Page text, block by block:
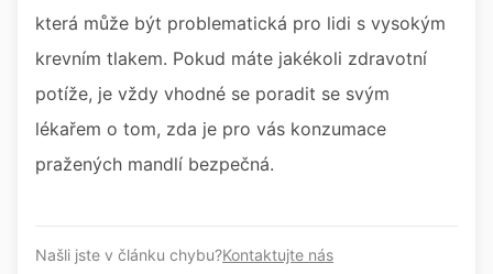
která může být problematická pro lidi s vysokým
krevním tlakem. Pokud máte jakékoli zdravotní
potíže, je vždy vhodné se poradit se svým
lékařem o tom, zda je pro vás konzumace
pražených mandlí bezpečná.
Našli jste v článku chybu?Kontaktujte nás